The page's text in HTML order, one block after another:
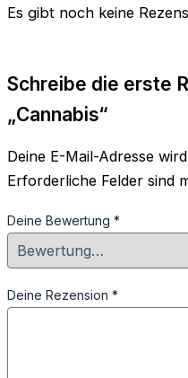
Es gibt noch keine
Schreibe die erste
„Cannabis“
Deine E-Mail-Adresse
Erforderliche Felder sind
Deine Bewertung *
Deine Rezension *